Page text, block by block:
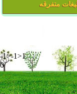
متفرقه
-1>-1>1
0